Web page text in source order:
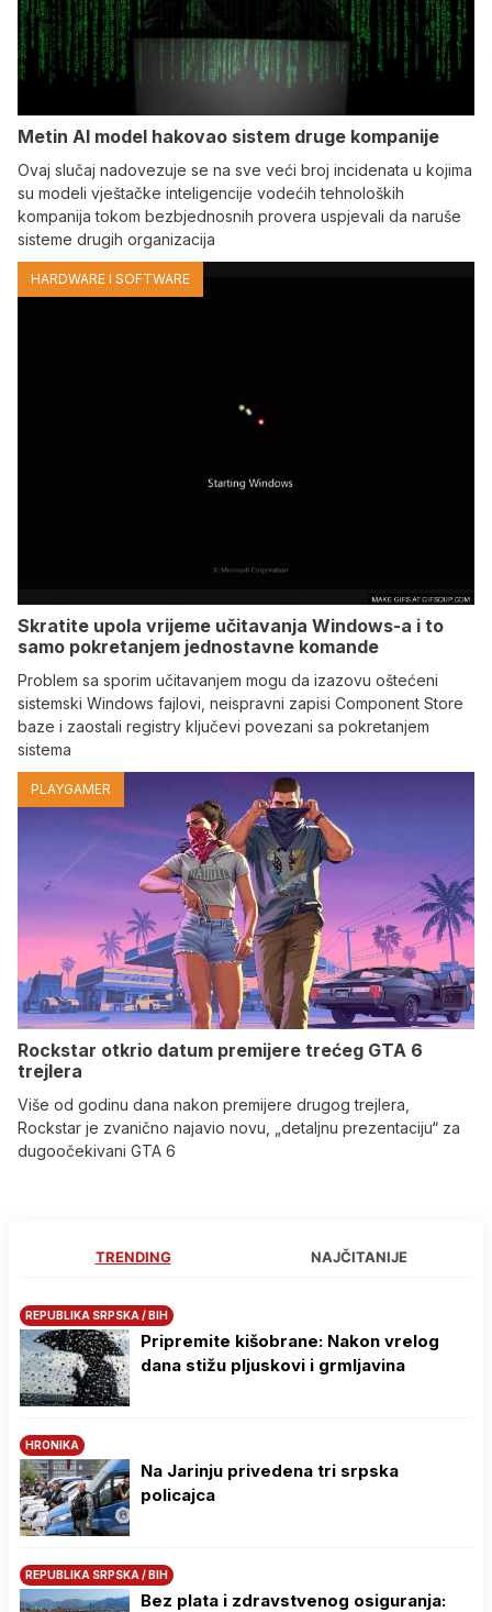
Metin AI model hakovao sistem druge kompanije
Ovaj slučaj nadovezuje se na sve veći broj incidenata u kojima
su modeli vještačke inteligencije vodećih tehnoloških
kompanija tokom bezbjednosnih provera uspjevali da naruše
sisteme drugih organizacija
HARDWARE I SOFTWARE
Skratite upola vrijeme učitavanja Windows-a i to
samo pokretanjem jednostavne komande
Problem sa sporim učitavanjem mogu da izazovu oštećeni
sistemski Windows fajlovi, neispravni zapisi Component Store
baze i zaostali registry ključevi povezani sa pokretanjem
sistema
PLAYGAMER
Rockstar otkrio datum premijere trećeg GTA 6
trejlera
Više od godinu dana nakon premijere drugog trejlera,
Rockstar je zvanično najavio novu, „detaljnu prezentaciju“ za
dugoočekivani GTA 6
TRENDING NAJČITANIJE
REPUBLIKA SRPSKA / BIH
Pripremite kišobrane: Nakon vrelog
dana stižu pljuskovi i grmljavina
HRONIKA
Na Јarinju privedena tri srpska
policajca
REPUBLIKA SRPSKA / BIH
Bez plata i zdravstvenog osiguranja: